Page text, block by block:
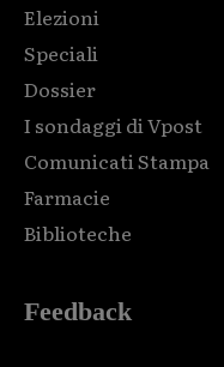
Elezioni
Speciali
Dossier
I sondaggi di Vpost
Comunicati Stampa
Farmacie
Biblioteche
Feedback